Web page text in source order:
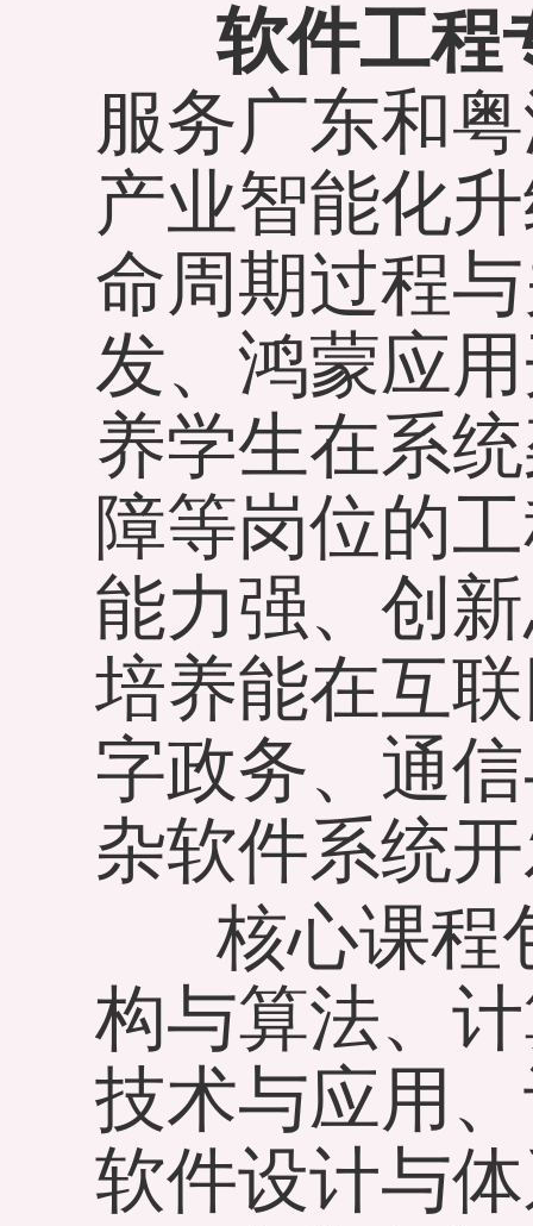
软件工程
服务广东和
产业智能化
命周期过程
发、鸿蒙应
养学生在系
障等岗位的
能力强、创
培养能在互
字政务、通
杂软件系统
核心课程
构与算法、
技术与应用
软件设计与